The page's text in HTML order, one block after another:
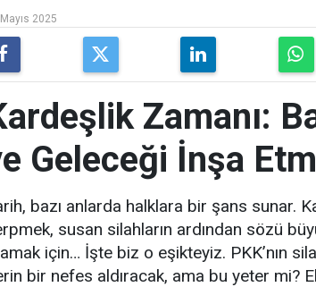
2025
Zamanı:
Geleceği İnşa
bazı anlarda halklara bir şans sunar.
susan silahların ardından sözü
için… İşte biz o eşikteyiz. PKK’nın
bir nefes aldıracak, ama bu yeter mi?